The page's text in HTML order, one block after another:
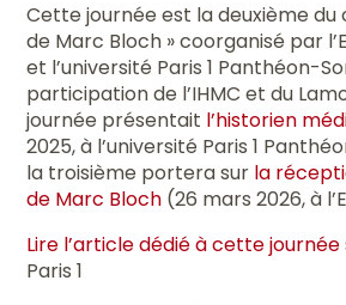
Cette journée est la deuxième du
de Marc Bloch » coorganisé par
et l’université Paris 1 Panthéon-
participation de l’IHMC et du
journée présentait l’historien
2025, à l’université Paris 1
la troisième portera sur la
de Marc Bloch (26 mars 2026, à
Lire l’article dédié à cette journée
Paris 1